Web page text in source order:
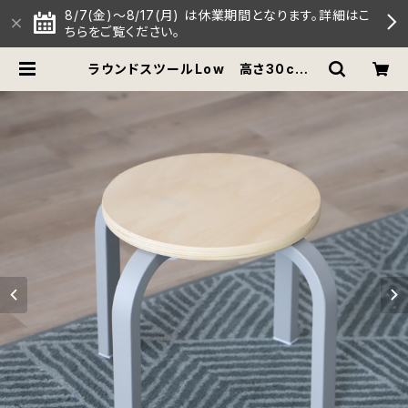
8/7(金)～8/17(月) は休業期間となります。詳細はこ
ちらをご覧ください。
ラウンドスツールLow 高さ30cm |
インストア